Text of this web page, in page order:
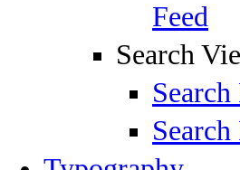
Feed
Search